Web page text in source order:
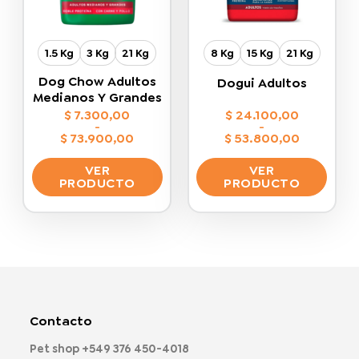
elegir
en
la
página
de
producto
elegir
en
la
página
de
1.5 Kg 3 Kg 21 Kg
Dog Chow Adultos
Medianos Y Grandes
$7.300,00
-
$73.900,00
Rango
de
precios:
desde
$ 7.300,00
hasta
$ 73.900,00
VER
PRODUCTO
elegir
8 Kg 15 Kg 21 Kg
Dogui Adultos
$24.100,00
-
$53.800,00
Rango
de
precios:
desde
$ 24.100,00
hasta
$ 53.800,00
VER
PRODUCTO
Contacto
Pet shop +549 376 450-4018